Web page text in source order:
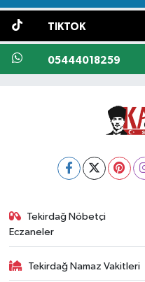
TIKTOK
05444018259
Tekirdağ Nöbetçi
Eczaneler
Tekirdağ Namaz Vakitleri